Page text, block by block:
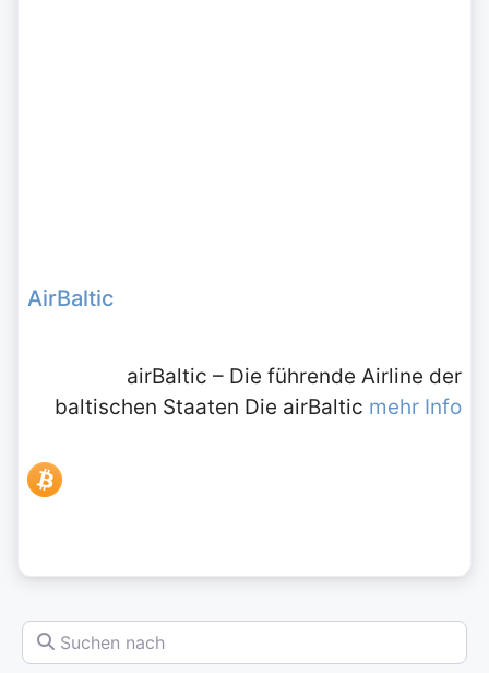
AirBaltic
airBaltic – Die führende Airline der
baltischen Staaten Die airBaltic mehr Info
Suchen nach